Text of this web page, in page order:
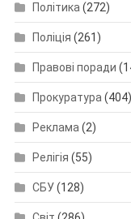
Політика(272)
Поліція (261)
Правові поради
Прокуратура(404)
Реклама(2)
Релігія (55)
СБУ(128)